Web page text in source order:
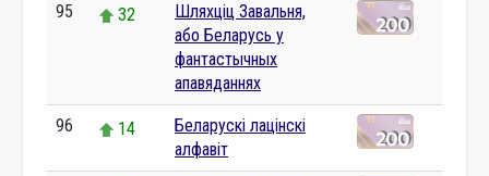
95 32
Шляхціц Завальня,
або Беларусь у
фантастычных
апавяданнях
96 14
Беларускі лацінскі
алфавіт